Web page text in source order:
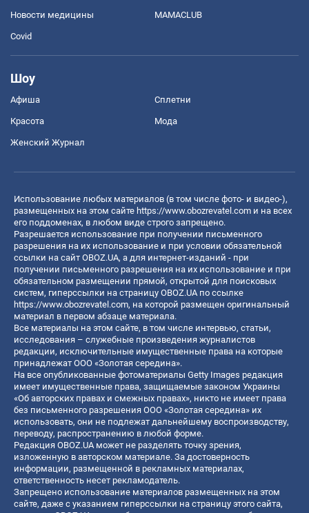
Новости медицины MAMACLUB
Covid
Шоу
Афиша Сплетни
Красота Мода
Женский Журнал
Использование любых материалов (в том числе фото- и видео-),
размещенных на этом сайте https://www.obozrevatel.com и на всех
его поддоменах, в любом виде строго запрещено.
Разрешается использование при получении письменного
разрешения на их использование и при условии обязательной
ссылки на сайт OBOZ.UA, а для интернет-изданий - при
получении письменного разрешения на их использование и при
обязательном размещении прямой, открытой для поисковых
систем, гиперссылки на страницу OBOZ.UA по ссылке
https://www.obozrevatel.com, на которой размещен оригинальный
материал в первом абзаце материала.
Все материалы на этом сайте, в том числе интервью, статьи,
исследования – служебные произведения журналистов
редакции, исключительные имущественные права на которые
принадлежат ООО «Золотая середина».
На все опубликованные фотоматериалы Getty Images редакция
имеет имущественные права, защищаемые законом Украины
«Об авторских правах и смежных правах», никто не имеет права
без письменного разрешения ООО «Золотая середина» их
использовать, они не подлежат дальнейшему воспроизводству,
переводу, распространению в любой форме.
Редакция OBOZ.UA может не разделять точку зрения,
изложенную в авторском материале. За достоверность
информации, размещенной в рекламных материалах,
ответственность несет рекламодатель.
Запрещено использование материалов размещенных на этом
сайте, даже с указанием гиперссылки на страницу этого сайта,